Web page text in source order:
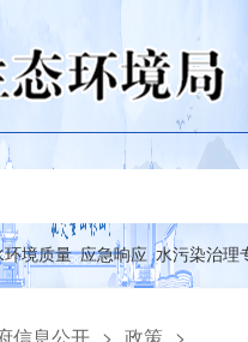
境质量 应急响应 水污染治理